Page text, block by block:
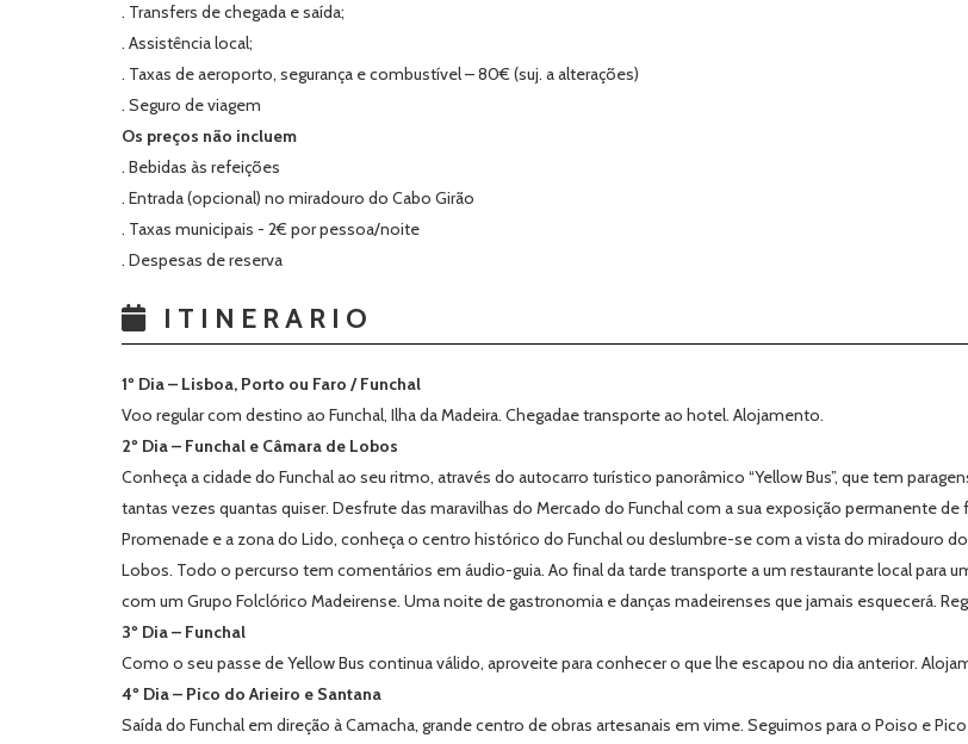
. Transfers de chegada e saída;
. Assistência local;
. Taxas de aeroporto, segurança e combustível – 80€ (suj. a alterações)
. Seguro de viagem
Os preços não incluem
. Bebidas às refeições
. Entrada (opcional) no miradouro do Cabo Girão
. Taxas municipais - 2€ por pessoa/noite
. Despesas de reserva
ITINERARIO
1º Dia – Lisboa, Porto ou Faro / Funchal
Voo regular com destino ao Funchal, Ilha da Madeira. Chegadae transporte ao hotel. Alojamento.
2º Dia – Funchal e Câmara de Lobos
Conheça a cidade do Funchal ao seu ritmo, através do autocarro turístico panorâmico “Yellow Bus”, que tem
tantas vezes quantas quiser. Desfrute das maravilhas do Mercado do Funchal com a sua exposição permanente
Promenade e a zona do Lido, conheça o centro histórico do Funchal ou deslumbre-se com a vista do miradouro
Lobos. Todo o percurso tem comentários em áudio-guia. Ao final da tarde transporte a um restaurante local para
com um Grupo Folclórico Madeirense. Uma noite de gastronomia e danças madeirenses que jamais esquecerá.
3º Dia – Funchal
Como o seu passe de Yellow Bus continua válido, aproveite para conhecer o que lhe escapou no dia anterior.
4º Dia – Pico do Arieiro e Santana
Saída do Funchal em direção à Camacha, grande centro de obras artesanais em vime. Seguimos para o Poiso e